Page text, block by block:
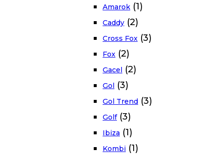
Amarok (1)
Caddy (2)
Cross Fox (3)
Fox (2)
Gacel (2)
Gol (3)
Gol Trend (3)
Golf (3)
Ibiza (1)
Kombi (1)